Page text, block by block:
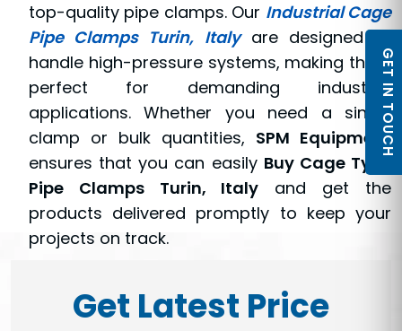
top-quality pipe clamps. Our Industrial Cage
Pipe Clamps Turin, Italyare designed to
handle high-pressure systems, making them
perfect for demanding industrial
applications. Whether you need a single
clamp or bulk quantities, SPM Equipment
ensures that you can easily Buy Cage Type
Pipe Clamps Turin, Italy and get the
products delivered promptly to keep your
projects on track.
Get Latest Price
GET IN TOUCH